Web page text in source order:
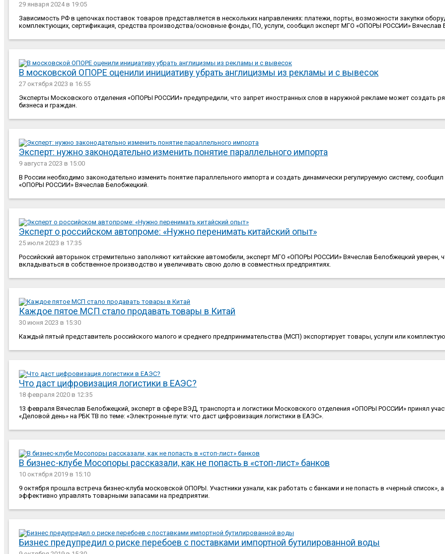
29 января 2024в 19:05
Зависимость РФ в цепочках поставок товаров представляется в нескольких направлениях: платежи, порты, возможности закупки
комплектующих, сертификация, средства производства/основные фонды, ПО, услуги, сообщил эксперт МГО «ОПОРЫ РОССИИ» Вячеслав
В московской ОПОРЕ оценили инициативу убрать англицизмы из рекламы и с вывесок
27 октября 2023 в 16:55
Эксперты Московского отделения «ОПОРЫ РОССИИ» предупредили, что запрет иностранных слов в наружной рекламе может создать
бизнеса и граждан.
Эксперт: нужно законодательно изменить понятие параллельного импорта
9 августа 2023 в 15:00
В России необходимо законодательно изменить понятие параллельного импорта и создать динамически регулируемую систему,
«ОПОРЫ РОССИИ» Вячеслав Белобжецкий.
Эксперт о российском автопроме: «Нужно перенимать китайский опыт»
25 июля 2023 в 17:35
Российский авторынок стремительно заполняют китайские автомобили, эксперт МГО «ОПОРЫ РОССИИ» Вячеслав Белобжецкий уверен,
вкладываться в собственное производство и увеличивать свою долю в совместных предприятиях.
Каждое пятое МСП стало продавать товары в Китай
30 июня 2023 в 15:30
Каждый пятый представитель российского малого и среднего предпринимательства (МСП) экспортирует товары, услуги или
Что даст цифровизация логистики в ЕАЭС?
18 февраля 2020 в 12:35
13 февраля Вячеслав Белобжецкий, эксперт в сфере ВЭД, транспорта и логистики Московского отделения «ОПОРЫ РОССИИ» принял
«Деловой день» на РБК ТВ по теме: «Электронные пути: что даст цифровизация логистики в ЕАЭС».
В бизнес-клубе Мосопоры рассказали, как не попасть в «стоп-лист» банков
10 октября 2019 в 15:10
9 октября прошла встреча бизнес-клуба московской ОПОРЫ. Участники узнали, как работать с банками и не попасть в «черный список»,
эффективно управлять товарными запасами на предприятии.
Бизнес предупредил о риске перебоев с поставками импортной бутилированной воды